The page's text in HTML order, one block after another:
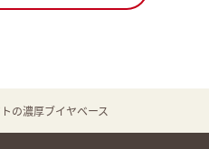
の濃厚ブイヤベース